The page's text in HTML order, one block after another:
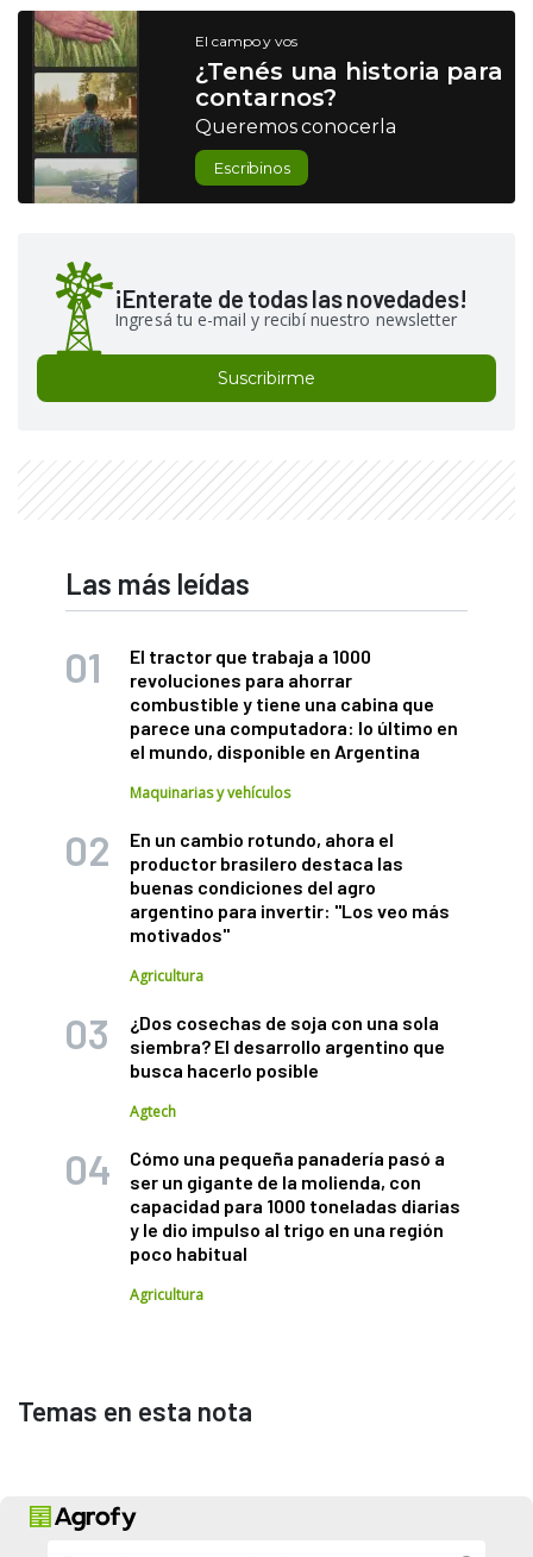
El campo y vos
¿Tenés una historia para
contarnos?
Queremos conocerla
Escribinos
¡Enterate de todas las novedades!
Ingresá tu e-mail y recibí nuestro newsletter
Suscribirme
Las más leídas
El tractor que trabaja a 1000
revoluciones para ahorrar
combustible y tiene una cabina que
parece una computadora: lo último en
el mundo, disponible en Argentina
Maquinarias y vehículos
En un cambio rotundo, ahora el
productor brasilero destaca las
buenas condiciones del agro
argentino para invertir: "Los veo más
motivados"
Agricultura
¿Dos cosechas de soja con una sola
siembra? El desarrollo argentino que
busca hacerlo posible
Agtech
Cómo una pequeña panadería pasó a
ser un gigante de la molienda, con
capacidad para 1000 toneladas diarias
y le dio impulso al trigo en una región
poco habitual
Agricultura
Temas en esta nota